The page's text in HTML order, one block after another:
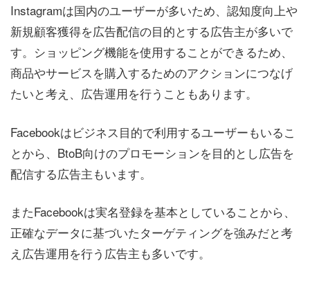
Instagramは国内のユーザーが多いため、認知度向上や
新規顧客獲得を広告配信の目的とする広告主が多いで
す。ショッピング機能を使用することができるため、
商品やサービスを購入するためのアクションにつなげ
たいと考え、広告運用を行うこともあります。
Facebookはビジネス目的で利用するユーザーもいるこ
とから、BtoB向けのプロモーションを目的とし広告を
配信する広告主もいます。
またFacebookは実名登録を基本としていることから、
正確なデータに基づいたターゲティングを強みだと考
え広告運用を行う広告主も多いです。